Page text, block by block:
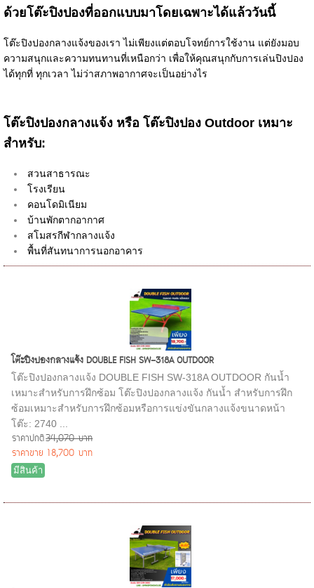
ด้วยโต๊ะปิงปองที่ออกแบบมาโดยเฉพาะได้แล้ววันนี้
โต๊ะปิงปองกลางแจ้งของเรา ไม่เพียงแต่ตอบโจทย์การใช้งาน แต่ยังมอบ
ความสนุกและความทนทานที่เหนือกว่า เพื่อให้คุณสนุกกับการเล่นปิงปอง
ได้ทุกที่ ทุกเวลา ไม่ว่าสภาพอากาศจะเป็นอย่างไร
โต๊ะปิงปองกลางแจ้ง หรือ โต๊ะปิงปอง Outdoor เหมาะ
สำหรับ:
สวนสาธารณะ
โรงเรียน
คอนโดมิเนียม
บ้านพักตากอากาศ
สโมสรกีฬากลางแจ้ง
พื้นที่สันทนาการนอกอาคาร
โต๊ะปิงปองกลางแจ้ง DOUBLE FISH SW-318A OUTDOOR
โต๊ะปิงปองกลางแจ้ง DOUBLE FISH SW-318A OUTDOOR กันน้ำ
เหมาะสำหรับการฝึกซ้อม โต๊ะปิงปองกลางแจ้ง กันน้ำ สำหรับการฝึก
ซ้อมเหมาะสำหรับการฝึกซ้อมหรือการแข่งขันกลางแจ้งขนาดหน้า
โต๊ะ: 2740 ...
ราคาปกติ34,070 บาท
ราคาขาย 18,700 บาท
มีสินค้า